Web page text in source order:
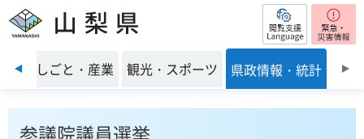
山梨県 閲覧支援
前のスライドを表示
境 しごと・産業 観光・スポーツ 県政情報・統計
参議院議員選挙